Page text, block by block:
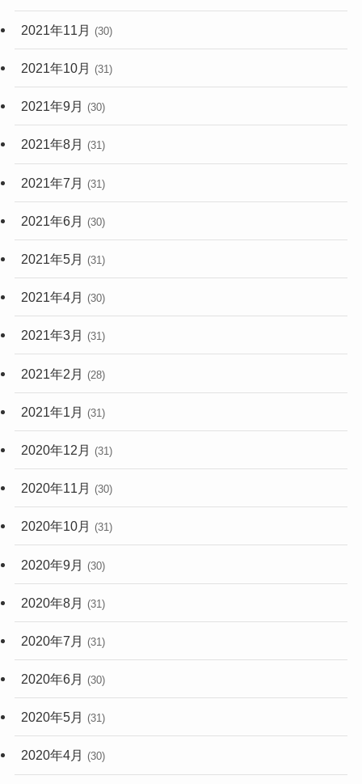
2021年11月 (30)
2021年10月 (31)
2021年9月 (30)
2021年8月 (31)
2021年7月 (31)
2021年6月 (30)
2021年5月 (31)
2021年4月 (30)
2021年3月 (31)
2021年2月 (28)
2021年1月 (31)
2020年12月 (31)
2020年11月 (30)
2020年10月 (31)
2020年9月 (30)
2020年8月 (31)
2020年7月 (31)
2020年6月 (30)
2020年5月 (31)
2020年4月 (30)